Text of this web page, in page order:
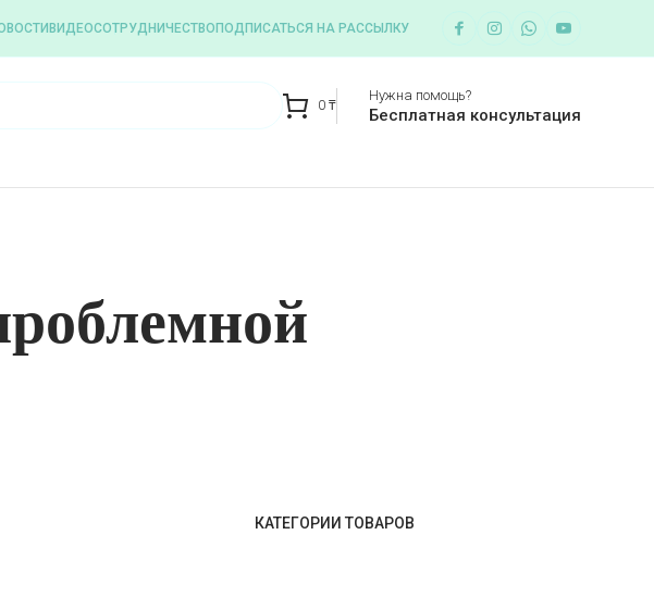
ВИДЕОСОТРУДНИЧЕСТВО ПОДПИСАТЬСЯ НА РАССЫЛКУ
0 ₸
Нужна помощь?
Бесплатная консультация
КАТЕГОРИИ ТОВАРОВ